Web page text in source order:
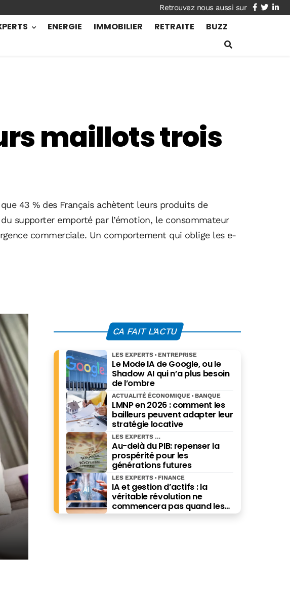
facebook
twitter
ENERGIE IMMOBILIER RETRAITE BUZZ
maillots trois
43 % des Français achètent leurs produits de
supporter emporté par l’émotion, le consommateur
commerciale. Un comportement qui oblige les e-
CA FAIT L'ACTU
Le Mode IA de Google, ou le
Shadow AI qui n’a plus besoin
de l’ombre
LES EXPERTS ENTREPRISE
LMNP en 2026 : comment les
bailleurs peuvent adapter leur
stratégie locative
ACTUALITÉ ÉCONOMIQUE BANQUE
Au-delà du PIB: repenser la
prospérité pour les
générations futures
LES EXPERTS
IA et gestion d’actifs : la
véritable révolution ne
commencera pas quand les
robots remplaceront les
LES EXPERTS FINANCE